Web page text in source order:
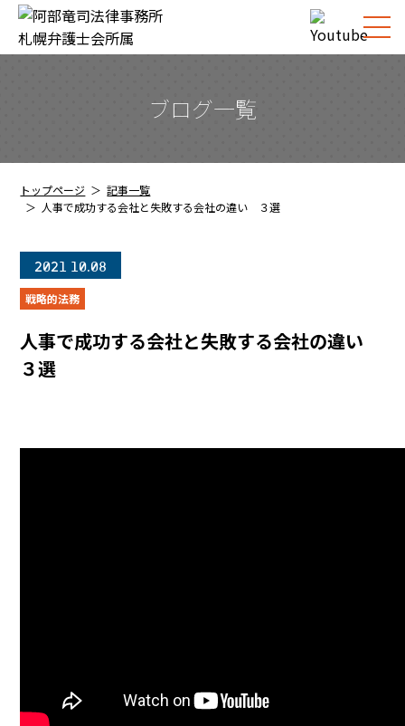
ブログ一覧
トップページ
記事一覧
人事で成功する会社と失敗する会社の違い ３選
2021 10.08
戦略的法務
人事で成功する会社と失敗する会社の違い
３選